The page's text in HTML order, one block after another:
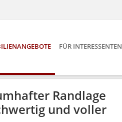
FÜR INTERESSENTEN
Randlage
und voller